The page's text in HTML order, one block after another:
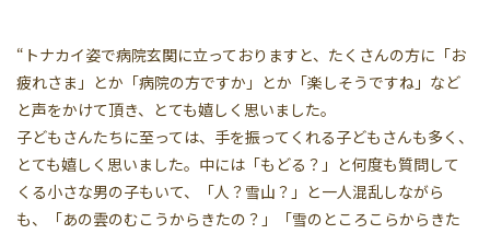
“トナカイ姿で病院玄関に立っておりますと、たくさんの方に「お
疲れさま」とか「病院の方ですか」とか「楽しそうですね」など
と声をかけて頂き、とても嬉しく思いました。
子どもさんたちに至っては、手を振ってくれる子どもさんも多く、
とても嬉しく思いました。中には「もどる？」と何度も質問して
くる小さな男の子もいて、「人？雪山？」と一人混乱しながら
も、「あの雲のむこうからきたの？」「雪のところこらからきた